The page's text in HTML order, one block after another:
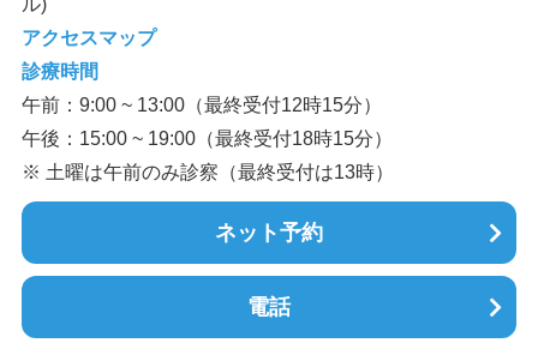
アクセスマップ
診療時間
午前：9:00 ~ 13:00（最終受付12時15分）
午後：15:00 ~ 19:00（最終受付18時15分）
※ 土曜は午前のみ診察（最終受付は13時）
ネット予約
電話